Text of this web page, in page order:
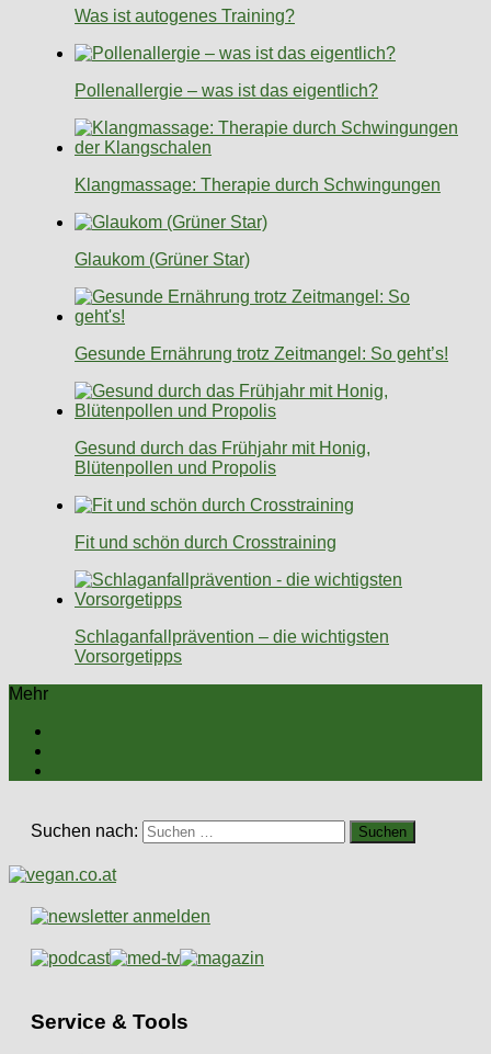
Was ist autogenes Training?
Pollenallergie – was ist das eigentlich?
Klangmassage: Therapie durch Schwingungen
Glaukom (Grüner Star)
Gesunde Ernährung trotz Zeitmangel: So geht’s!
Gesund durch das Frühjahr mit Honig,
Blütenpollen und Propolis
Fit und schön durch Crosstraining
Schlaganfallprävention – die wichtigsten
Vorsorgetipps
Mehr
Suchen nach:
Service & Tools